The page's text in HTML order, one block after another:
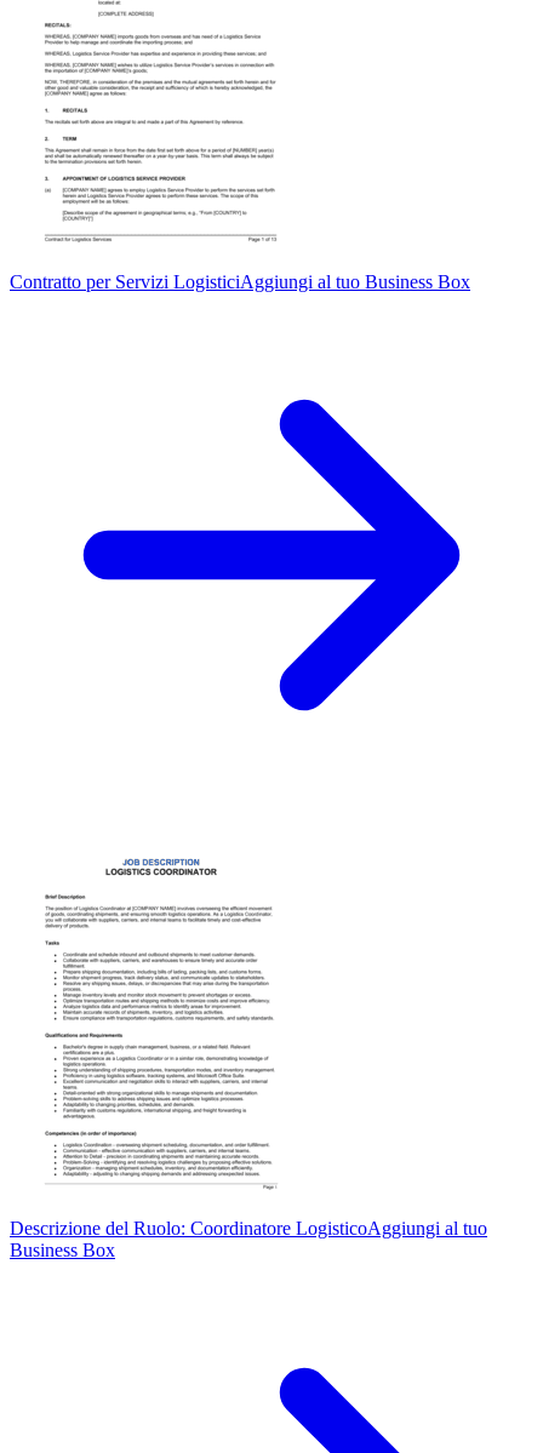
Contratto per Servizi LogisticiAggiungi al tuo Business Box
Descrizione del Ruolo: Coordinatore LogisticoAggiungi al tuo
Business Box